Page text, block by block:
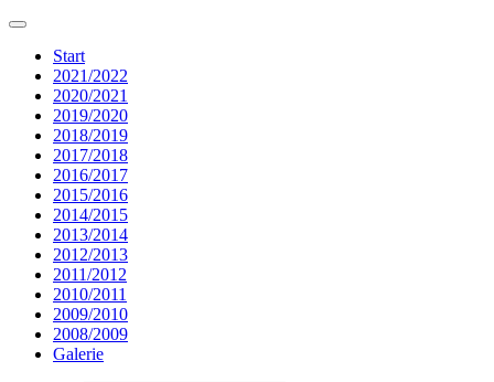
Start
2021/2022
2020/2021
2019/2020
2018/2019
2017/2018
2016/2017
2015/2016
2014/2015
2013/2014
2012/2013
2011/2012
2010/2011
2009/2010
2008/2009
Galerie